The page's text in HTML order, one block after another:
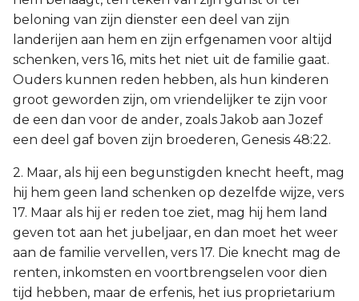
beloning van zijn dienster een deel van zijn
landerijen aan hem en zijn erfgenamen voor altijd
schenken, vers 16, mits het niet uit de familie gaat.
Ouders kunnen reden hebben, als hun kinderen
groot geworden zijn, om vriendelijker te zijn voor
de een dan voor de ander, zoals Jakob aan Jozef
een deel gaf boven zijn broederen, Genesis 48:22.
2. Maar, als hij een begunstigden knecht heeft, mag
hij hem geen land schenken op dezelfde wijze, vers
17. Maar als hij er reden toe ziet, mag hij hem land
geven tot aan het jubeljaar, en dan moet het weer
aan de familie vervellen, vers 17. Die knecht mag de
renten, inkomsten en voortbrengselen voor dien
tijd hebben, maar de erfenis, het ius proprietarium